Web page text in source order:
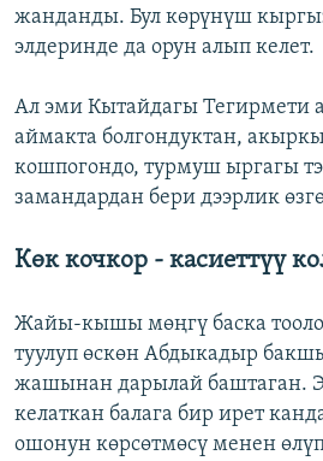
жанданды. Бул көрүнүш
элдеринде да орун алып келет.
Ал эми Кытайдагы Тегирмети
аймакта болгондуктан,
кошпогондо, турмуш ыргагы
замандардан бери дээрлик
Көк кочкор - касиеттүү
Жайы-кышы мөңгү баска
туулуп өскөн Абдыкадыр
жашынан дарылай баштаган.
келаткан балага бир ирет
ошонун көрсөтмөсү менен